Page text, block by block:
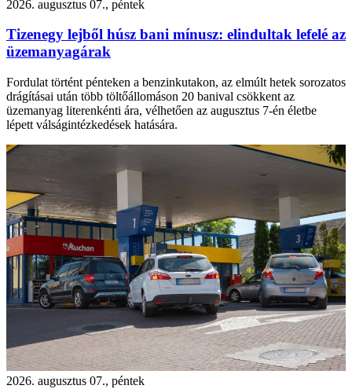
2026. augusztus 07., péntek
Tizenegy lejből húsz bani mínusz: elindultak lefelé az
üzemanyagárak
Fordulat történt pénteken a benzinkutakon, az elmúlt hetek sorozatos
drágításai után több töltőállomáson 20 banival csökkent az
üzemanyag literenkénti ára, vélhetően az augusztus 7-én életbe
lépett válságintézkedések hatására.
2026. augusztus 07., péntek